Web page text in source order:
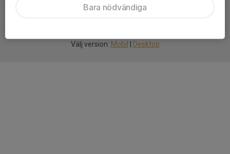
Välj version: Mobil Desktop
Bara nödvändiga